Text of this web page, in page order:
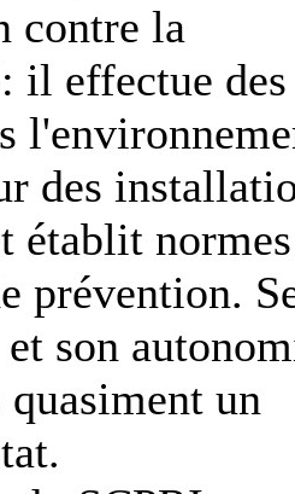
contre la
il effectue des
des
établit
prévention.
son
un